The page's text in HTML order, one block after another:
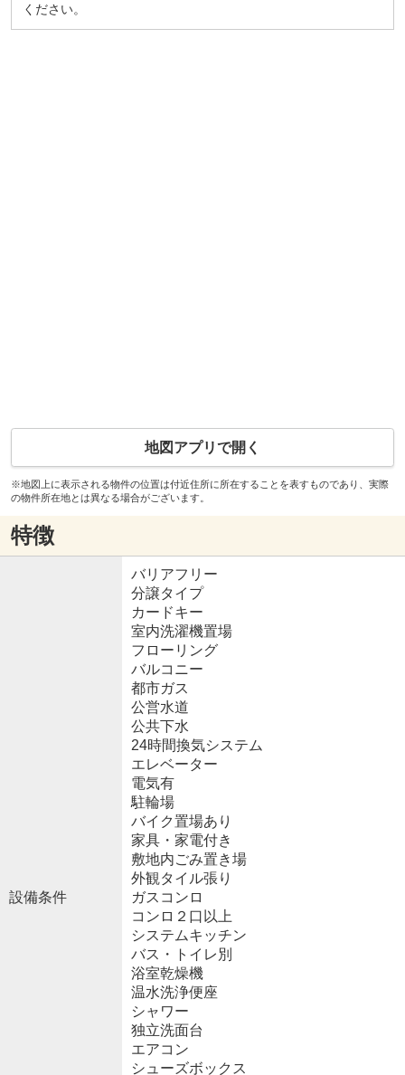
ください。
地図アプリで開く
※地図上に表示される物件の位置は付近住所に所在することを表すものであり、実際
の物件所在地とは異なる場合がございます。
特徴
設備条件
バリアフリー
分譲タイプ
カードキー
室内洗濯機置場
フローリング
バルコニー
都市ガス
公営水道
公共下水
24時間換気システム
エレベーター
電気有
駐輪場
バイク置場あり
家具・家電付き
敷地内ごみ置き場
外観タイル張り
ガスコンロ
コンロ２口以上
システムキッチン
バス・トイレ別
浴室乾燥機
温水洗浄便座
シャワー
独立洗面台
エアコン
シューズボックス